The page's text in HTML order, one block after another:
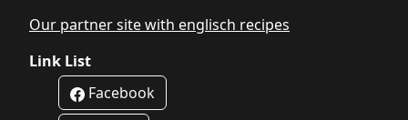
Our partner site with englisch recipes
Link List
Facebook